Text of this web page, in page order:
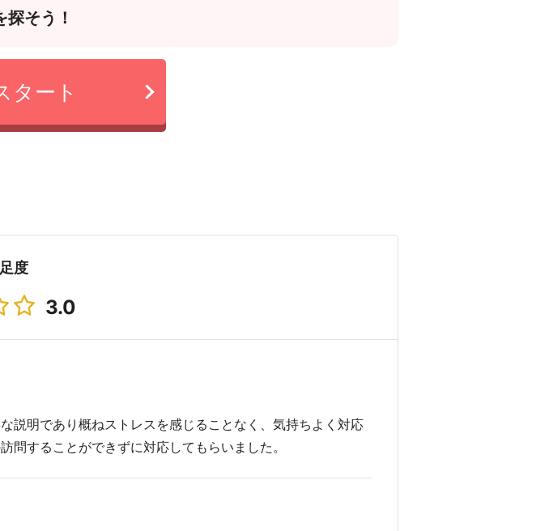
そう！
タート
度
3.0
説明であり概ねストレスを感じることなく、気持ちよく対応
問することができずに対応してもらいました。